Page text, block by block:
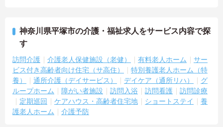
神奈川県平塚市の介護・福祉求人をサービス内容で探
す
訪問介護 介護老人保健施設（老健） 有料老人ホーム
サー
ビス付き高齢者向け住宅（サ高住）
特別養護老人ホーム（特
養）
通所介護（デイサービス） デイケア（通所リハ）
グ
ループホーム
障がい者施設 訪問入浴 訪問看護
訪問診療
定期巡回
ケアハウス・高齢者住宅地 ショートステイ
養
護老人ホーム
介護予防